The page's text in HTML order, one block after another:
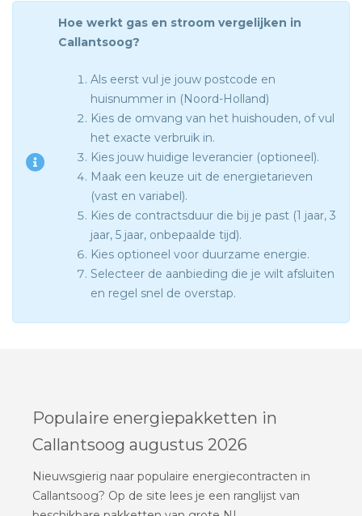
Hoe werkt gas en stroom vergelijken in
Callantsoog?
Als eerst vul je jouw postcode en
huisnummer in (Noord-Holland)
Kies de omvang van het huishouden, of vul
het exacte verbruik in.
Kies jouw huidige leverancier (optioneel).
Maak een keuze uit de energietarieven
(vast en variabel).
Kies de contractsduur die bij je past (1 jaar, 3
jaar, 5 jaar, onbepaalde tijd).
Kies optioneel voor duurzame energie.
Selecteer de aanbieding die je wilt afsluiten
en regel snel de overstap.
Populaire energiepakketten in
Callantsoog augustus 2026
Nieuwsgierig naar populaire energiecontracten in
Callantsoog? Op de site lees je een ranglijst van